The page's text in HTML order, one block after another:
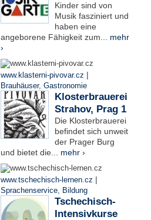
Kinder sind von
Musik fasziniert und
haben eine
angeborene Fähigkeit zum... mehr
›
www.klasterni-pivovar.cz |
Brauhäuser, Gastronomie
Klosterbrauerei
Strahov, Prag 1
Die Klosterbrauerei
befindet sich unweit
der Prager Burg
und bietet die... mehr ›
www.tschechisch-lernen.cz |
Sprachenservice, Bildung
Tschechisch-
Intensivkurse